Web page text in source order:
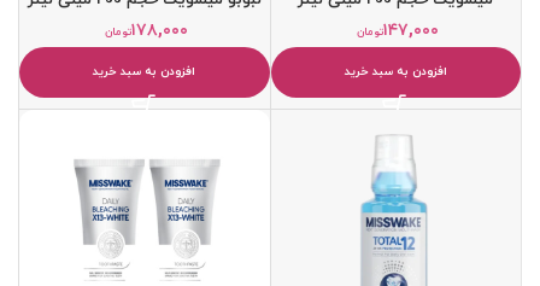
تومان۱۴۷,۰۰۰
افزودن به سبد خرید
تومان۱۷۸,۰۰۰
افزودن به سبد خرید